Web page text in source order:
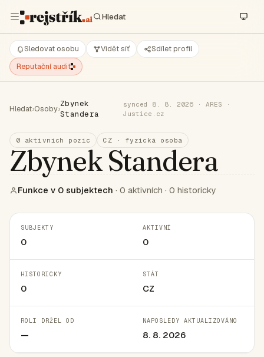
Sledovat osobu Vidět síť
Sdílet profil
Reputační audit
Hledat›Osoby›
Zbynek
Standera
synced 8. 8. 2026 · ARES ·
Justice.cz
0 aktivních pozic CZ · fyzická osoba
Zbynek Standera
Funkce v 0 subjektech · 0 aktivních · 0 historicky
SUBJEKTY
0
AKTIVNÍ
0
HISTORICKY
0
STÁT
CZ
ROLI DRŽEL OD
—
NAPOSLEDY AKTUALIZOVÁNO
8. 8. 2026